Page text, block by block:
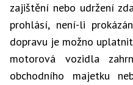
zajištění nebo udržení
prohlásí, není-li
dopravu je možno
motorová vozidla
obchodního majetku